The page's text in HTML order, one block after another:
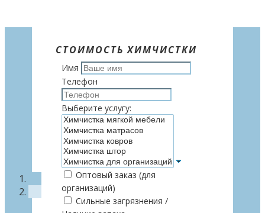
СТОИМОСТЬ ХИМЧИСТКИ
Имя
Телефон
Выберите услугу:
Оптовый заказ (для
организаций)
Сильные загрязнения /